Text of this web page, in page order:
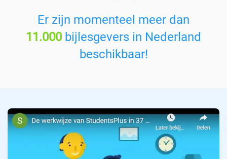
a
k
Er zijn momenteel meer dan
11.000bijlesgevers in Nederland
beschikbaar!